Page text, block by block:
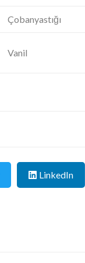
Çobanyastığı
Vanil
LinkedIn